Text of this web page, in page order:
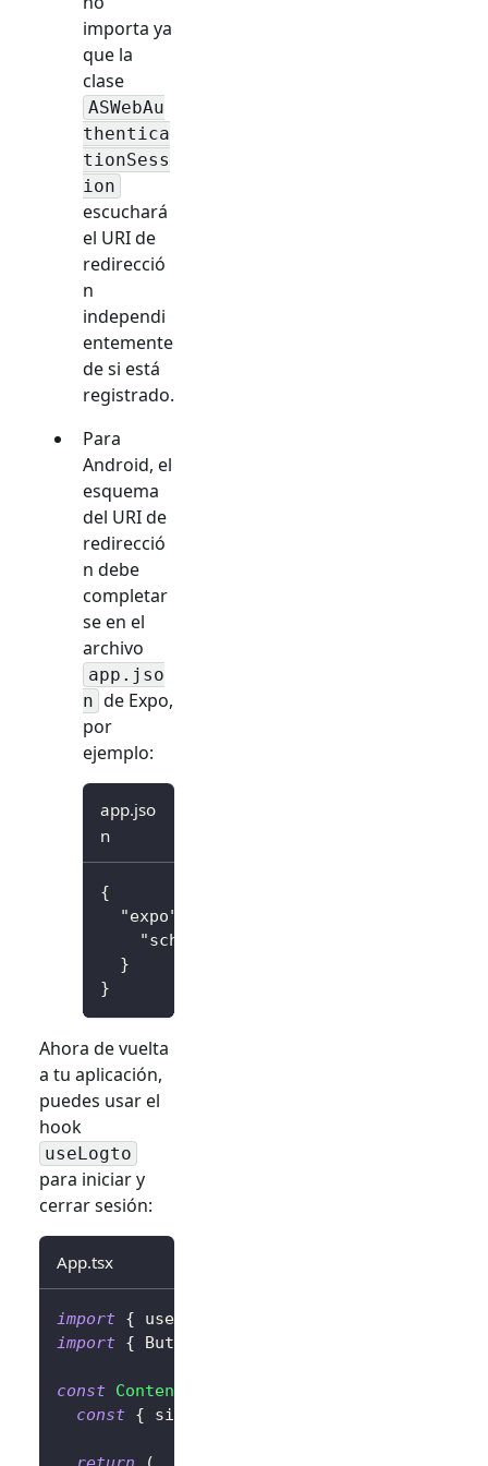
importa ya
que la
clase
ASWebAu
thentica
tionSess
ion
escuchará
el URI de
redirecció
n
independi
entemente
de si está
registrado.
Para
Android, el
esquema
del URI de
redirecció
n debe
completar
se en el
archivo
app.jso
n de Expo,
por
ejemplo:
app.jso
n
{
"expo"
"scheme"
}
}
Ahora de vuelta
a tu aplicación,
puedes usar el
hook
useLogto
para iniciar y
cerrar sesión:
App.tsx
import { useLogto
import { Button
const Content
const { signIn